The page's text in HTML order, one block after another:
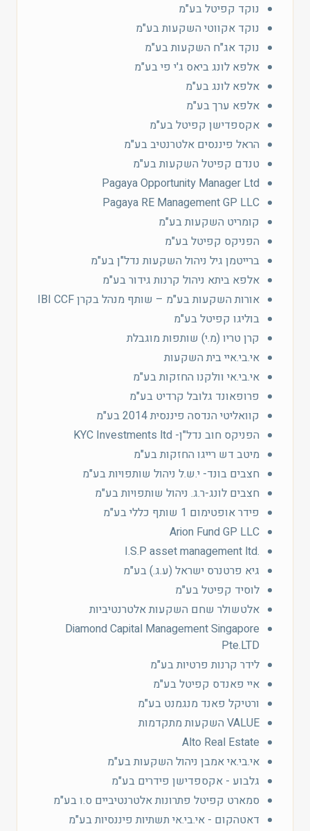
נוקד קפיטל בע"מ
נוקד אקווטי השקעות בע"מ
נוקד אג"ח השקעות בע"מ
אלפא לונג ביאס ג'י פי בע"מ
אלפא לונג בע"מ
אלפא ערך בע"מ
אקספדישן קפיטל בע"מ
הראל פיננסים אלטרנטיב בע"מ
טנדם קפיטל השקעות בע"מ
Pagaya Opportunity Manager Ltd‎
Pagaya RE Management GP LLC
קומריט השקעות בע"מ
הפניקס קפיטל בע"מ
ברייטמן גיל ניהול השקעות נדל"ן בע"מ
אלפא ביתא ניהול קרנות גידור בע"מ
אורות השקעות בע"מ – שותף מנהל בקרן IBI CCF
בוליגו קפיטל בע"מ
קרן טריו (מ.י) שותפות מוגבלת
אי.בי.איי בית השקעות
אי.בי.אי וולקנו החזקות בע"מ
פרופאונד גלובל קרדיט בע"מ
קוואליטי הנדסה פיננסית 2014 בע"מ
הפניקס חוב נדל"ן- KYC Investments ltd
מיטב דש רייגו החזקות בע"מ
חצבים בונד- י.ש.ל ניהול שותפויות בע"מ
חצבים לונג-ר.ג. ניהול שותפויות בע"מ
פידר אופטימום 1 שותף כללי בע"מ
Arion Fund GP LLC
.I.S.P asset management ltd
גיא פרטנרס ישראל (ע.ג.) בע"מ
לוסיד קפיטל בע"מ
אלטשולר שחם השקעות אלטרנטיביות
Diamond Capital Management Singapore
Pte.LTD
לידר קרנות פרטיות בע"מ
איי פאנדס קפיטל בע"מ
ורטיקל פאנד מנגמנט בע"מ
VALUE השקעות מתקדמות
Alto Real Estate
אי.בי.אי אמבן ניהול השקעות בע"מ
גלבוע - אקספדישן פידרים בע"מ
סמארט קפיטל פתרונות אלטרנטיביים ס.ו בע"מ
דאטהקום - אי.בי.אי תשתיות פיננסיות בע"מ